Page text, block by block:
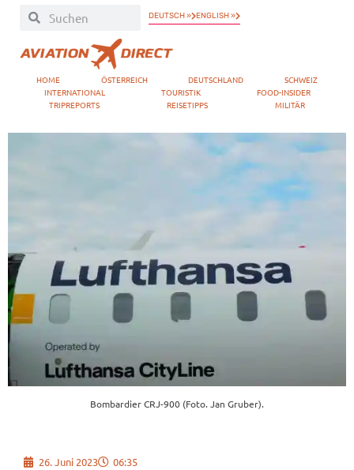
DEUTSCH » ENGLISH »
HOME ÖSTERREICH DEUTSCHLAND
SCHWEIZ
INTERNATIONAL
TOURISTIK
FOOD-INSIDER
TRIPREPORTS
REISETIPPS MILITÄR
Bombardier CRJ-900 (Foto. Jan Gruber).
26. Juni 2023 06:35